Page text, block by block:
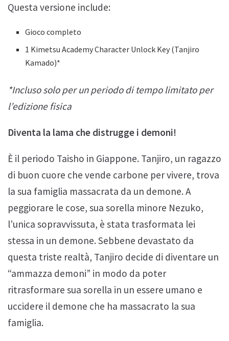
Questa versione include:
Gioco completo
1 Kimetsu Academy Character Unlock Key (Tanjiro
Kamado)*
*Incluso solo per un periodo di tempo limitato per
l’edizione fisica
Diventa la lama che distrugge i demoni!
È il periodo Taisho in Giappone. Tanjiro, un ragazzo
di buon cuore che vende carbone per vivere, trova
la sua famiglia massacrata da un demone. A
peggiorare le cose, sua sorella minore Nezuko,
l’unica sopravvissuta, è stata trasformata lei
stessa in un demone. Sebbene devastato da
questa triste realtà, Tanjiro decide di diventare un
“ammazza demoni” in modo da poter
ritrasformare sua sorella in un essere umano e
uccidere il demone che ha massacrato la sua
famiglia.